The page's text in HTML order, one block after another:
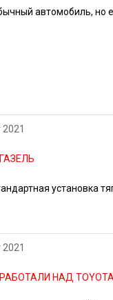
автомобиль, но
установка
НАД TOYOTA